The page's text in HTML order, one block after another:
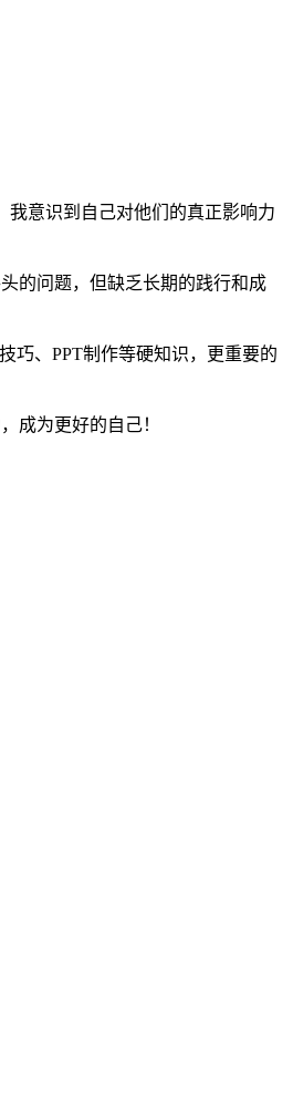
我意识到自己对他们的真正影响力
的问题，但缺乏长期的践行和成
巧、PPT制作等硬知识，更重要的
成为更好的自己！